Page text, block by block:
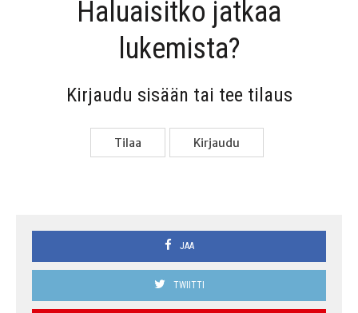
Haluai­sit­ko jat­kaa
lukemista?
Kir­jau­du sisään tai tee tilaus
Tilaa Kir­jau­du
JAA
TWIITTI